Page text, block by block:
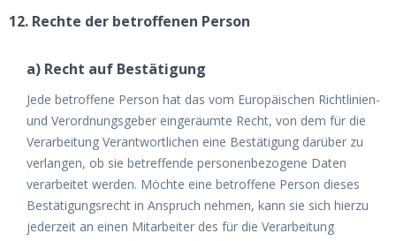
12. Rechte der betroffenen Person
a) Recht auf Bestätigung
Jede betroffene Person hat das vom Europäischen Richtlinien-
und Verordnungsgeber eingeräumte Recht, von dem für die
Verarbeitung Verantwortlichen eine Bestätigung darüber zu
verlangen, ob sie betreffende personenbezogene Daten
verarbeitet werden. Möchte eine betroffene Person dieses
Bestätigungsrecht in Anspruch nehmen, kann sie sich hierzu
jederzeit an einen Mitarbeiter des für die Verarbeitung